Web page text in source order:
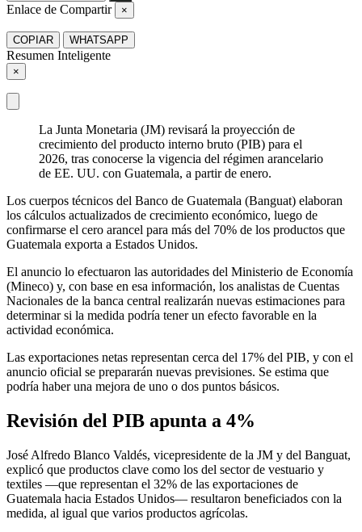
Enlace de Compartir ×
COPIAR WHATSAPP
Resumen Inteligente
×
La Junta Monetaria (JM) revisará la proyección de
crecimiento del producto interno bruto (PIB) para el
2026, tras conocerse la vigencia del régimen arancelario
de EE. UU. con Guatemala, a partir de enero.
Los cuerpos técnicos del Banco de Guatemala (Banguat) elaboran
los cálculos actualizados de crecimiento económico, luego de
confirmarse el cero arancel para más del 70% de los productos que
Guatemala exporta a Estados Unidos.
El anuncio lo efectuaron las autoridades del Ministerio de Economía
(Mineco) y, con base en esa información, los analistas de Cuentas
Nacionales de la banca central realizarán nuevas estimaciones para
determinar si la medida podría tener un efecto favorable en la
actividad económica.
Las exportaciones netas representan cerca del 17% del PIB, y con el
anuncio oficial se prepararán nuevas previsiones. Se estima que
podría haber una mejora de uno o dos puntos básicos.
Revisión del PIB apunta a 4%
José Alfredo Blanco Valdés, vicepresidente de la JM y del Banguat,
explicó que productos clave como los del sector de vestuario y
textiles —que representan el 32% de las exportaciones de
Guatemala hacia Estados Unidos— resultaron beneficiados con la
medida, al igual que varios productos agrícolas.